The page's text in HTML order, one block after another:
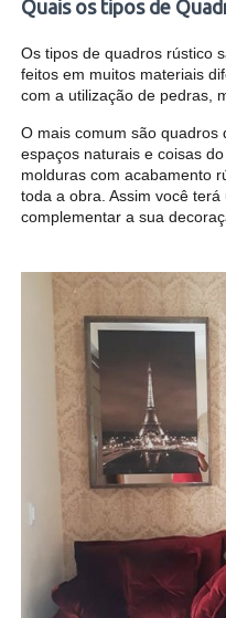
Quais os tipos de
Os tipos de quadros rústico
feitos em muitos materiais
com a utilização de pedras,
O mais comum são quadros
espaços naturais e coisas
molduras com acabamento
toda a obra. Assim você
complementar a sua